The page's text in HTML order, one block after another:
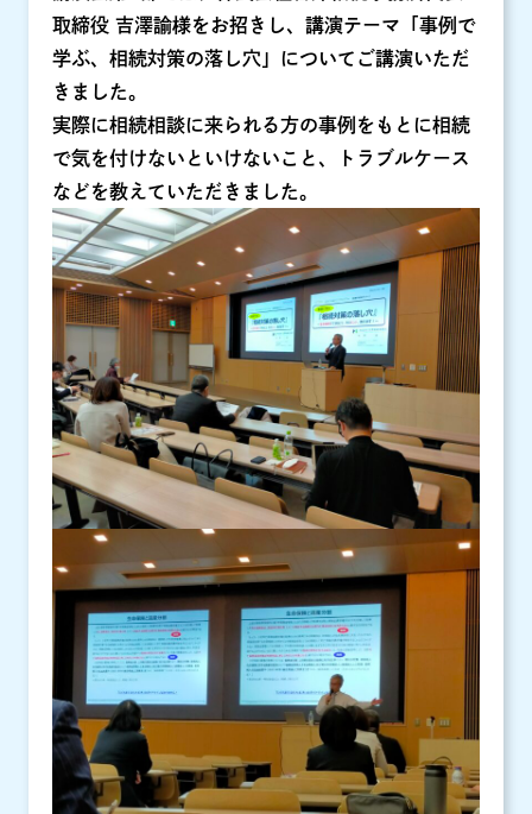
取締役 吉澤諭様をお招きし、講演テーマ「事例で
学ぶ、相続対策の落し穴」についてご講演いただ
きました。
実際に相続相談に来られる方の事例をもとに相続
で気を付けないといけないこと、トラブルケース
などを教えていただきました。